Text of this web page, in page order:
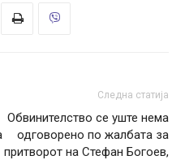
Следна статија
Обвинителство се уште нема
одговорено по жалбата за
притворот на Стефан Богоев,